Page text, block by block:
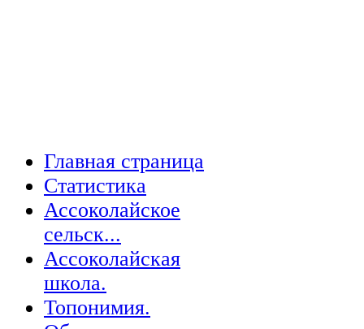
Главная страница
Статистика
Ассоколайское
сельск...
Ассоколайская
школа.
Топонимия.